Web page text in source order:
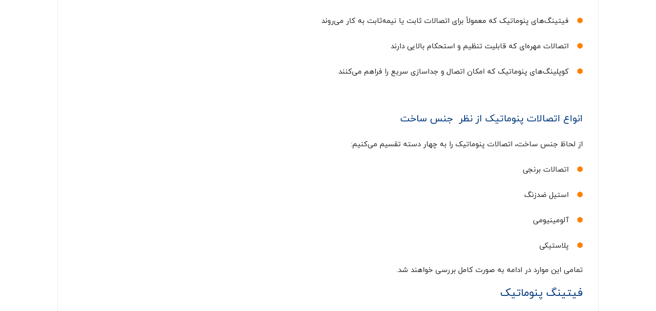
فیتینگ‌های پنوماتیک که معمولاً برای اتصالات ثابت یا نیمه‌ثابت به کار می‌روند
اتصالات مهره‌ای که قابلیت تنظیم و استحکام بالایی دارند
کوپلینگ‌های پنوماتیک که امکان اتصال و جداسازی سریع را فراهم می‌کنند
انواع اتصالات پنوماتیک از نظر جنس ساخت
از لحاظ جنس ساخت، اتصالات پنوماتیک را به چهار دسته تقسیم می‌کنیم:
اتصالات برنجی
استیل ضدزنگ
آلومینیومی
پلاستیکی
تمامی این موارد در ادامه به صورت کامل بررسی خواهند شد.
فیتینگ‌ پنوماتیک